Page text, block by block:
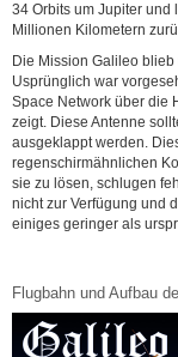
34 Orbits um Jupiter und
Millionen Kilometern
Die Mission Galileo
Usprünglich war
Space Network über die
zeigt. Diese Antenne
ausgeklappt werden.
regenschirmähnlichen
sie zu lösen, schlugen
nicht zur Verfügung und
einiges geringer als
Flugbahn und Aufbau